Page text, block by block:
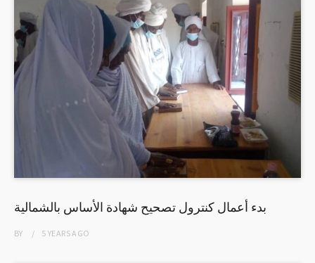
بدء أعمال كنترول تصحيح شهادة الأساس بالشمالية
BY 5 YEARSAGO